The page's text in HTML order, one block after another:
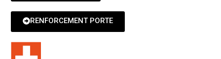
RENFORCEMENT PORTE